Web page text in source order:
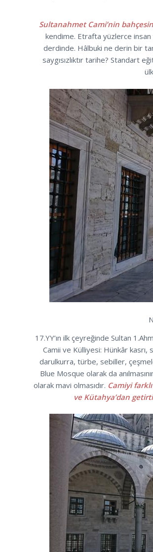
Sultanahmet Cami’nin
kendime. Etrafta yüzlerce
derdinde. Hâlbuki ne derin bir
saygısızlıktır tarihe? Standart
17.YY’ın ilk çeyreğinde Sultan
Camii ve Külliyesi: Hünkâr
darulkurra, türbe, sebiller,
Blue Mosque olarak da
olarak mavi olmasıdır. Camiyi
ve Kütahya’dan